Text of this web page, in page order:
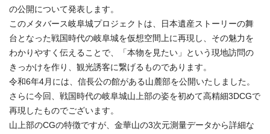
の公開について発表します。
このメタバース岐阜城プロジェクトは、日本遺産ストーリーの舞
台となった戦国時代の岐阜城を仮想空間上に再現し、その魅力を
わかりやすく伝えることで、「本物を見たい」という現地訪問の
きっかけを作り、観光誘客に繋げるものであります。
令和6年4月には、信長公の館がある山麓部を公開いたしました。
さらに今回、戦国時代の岐阜城山上部の姿を初めて高精細3DCGで
再現したものでございます。
山上部のCGの特徴ですが、金華山の3次元測量データから詳細な